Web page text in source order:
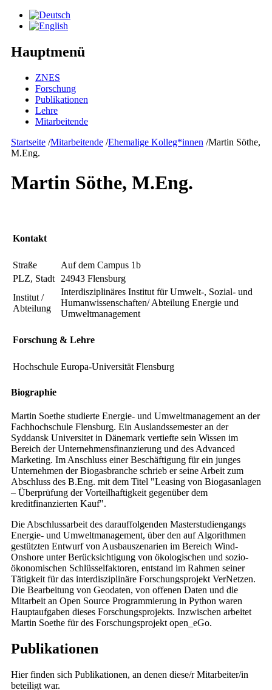
Hauptmenü
ZNES
Forschung
Publikationen
Lehre
Mitarbeitende
Startseite /Mitarbeitende /Ehemalige Kolleg*innen /Martin Söthe,
M.Eng.
Martin Söthe, M.Eng.
Kontakt
Straße
Auf dem Campus 1b
PLZ, Stadt
24943 Flensburg
Institut /
Abteilung
Interdisziplinäres Institut für Umwelt-, Sozial- und
Humanwissenschaften/ Abteilung Energie und
Umweltmanagement
Forschung & Lehre
Hochschule Europa-Universität Flensburg
Biographie
Martin Soethe studierte Energie- und Umweltmanagement an der
Fachhochschule Flensburg. Ein Auslandssemester an der
Syddansk Universitet in Dänemark vertiefte sein Wissen im
Bereich der Unternehmensfinanzierung und des Advanced
Marketing. Im Anschluss einer Beschäftigung für ein junges
Unternehmen der Biogasbranche schrieb er seine Arbeit zum
Abschluss des B.Eng. mit dem Titel "Leasing von Biogasanlagen
– Überprüfung der Vorteilhaftigkeit gegenüber dem
kreditfinanzierten Kauf".
Die Abschlussarbeit des darauffolgenden Masterstudiengangs
Energie- und Umweltmanagement, über den auf Algorithmen
gestützten Entwurf von Ausbauszenarien im Bereich Wind-
Onshore unter Berücksichtigung von ökologischen und sozio-
ökonomischen Schlüsselfaktoren, entstand im Rahmen seiner
Tätigkeit für das interdisziplinäre Forschungsprojekt VerNetzen.
Die Bearbeitung von Geodaten, von offenen Daten und die
Mitarbeit an Open Source Programmierung in Python waren
Hauptaufgaben dieses Forschungsprojekts. Inzwischen arbeitet
Martin Soethe für des Forschungsprojekt open_eGo.
Publikationen
Hier finden sich Publikationen, an denen diese/r Mitarbeiter/in
beteiligt war.